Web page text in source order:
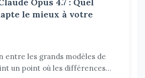
le mieux à votre
entre les grands modèles de
un point où les différences...